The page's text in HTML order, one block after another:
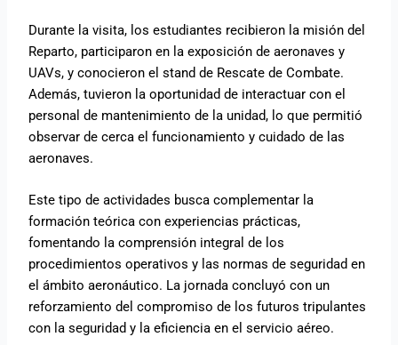
Durante la visita, los estudiantes recibieron la misión del
Reparto, participaron en la exposición de aeronaves y
UAVs, y conocieron el stand de Rescate de Combate.
Además, tuvieron la oportunidad de interactuar con el
personal de mantenimiento de la unidad, lo que permitió
observar de cerca el funcionamiento y cuidado de las
aeronaves.
Este tipo de actividades busca complementar la
formación teórica con experiencias prácticas,
fomentando la comprensión integral de los
procedimientos operativos y las normas de seguridad en
el ámbito aeronáutico. La jornada concluyó con un
reforzamiento del compromiso de los futuros tripulantes
con la seguridad y la eficiencia en el servicio aéreo.